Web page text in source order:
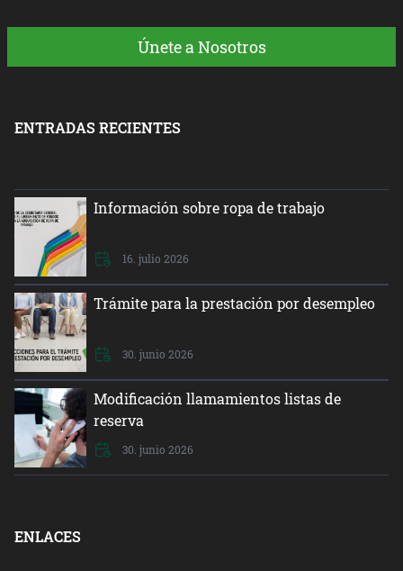
Únete a Nosotros
ENTRADAS RECIENTES
Información sobre ropa de trabajo
16. julio 2026
Trámite para la prestación por desempleo
30. junio 2026
Modificación llamamientos listas de
reserva
30. junio 2026
ENLACES